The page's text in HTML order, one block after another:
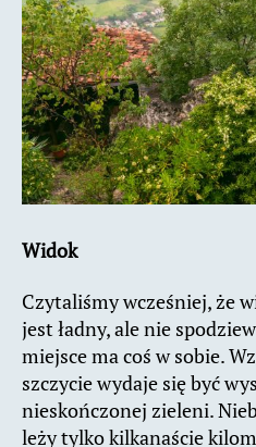
Widok
Czytaliśmy wcześniej, że
jest ładny, ale nie
miejsce ma coś w sobie.
szczycie wydaje się być
nieskończonej zieleni.
leży tylko kilkanaście